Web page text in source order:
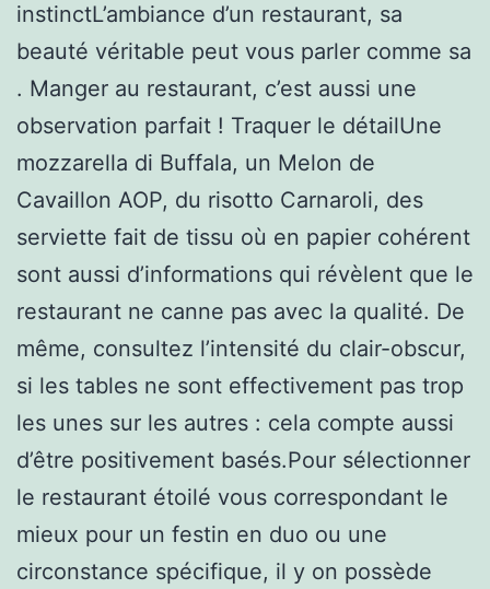
instinctL’ambiance d’un restaurant, sa
beauté véritable peut vous parler comme sa
. Manger au restaurant, c’est aussi une
observation parfait ! Traquer le détailUne
mozzarella di Buffala, un Melon de
Cavaillon AOP, du risotto Carnaroli, des
serviette fait de tissu où en papier cohérent
sont aussi d’informations qui révèlent que le
restaurant ne canne pas avec la qualité. De
même, consultez l’intensité du clair-obscur,
si les tables ne sont effectivement pas trop
les unes sur les autres : cela compte aussi
d’être positivement basés.Pour sélectionner
le restaurant étoilé vous correspondant le
mieux pour un festin en duo ou une
circonstance spécifique, il y on possède